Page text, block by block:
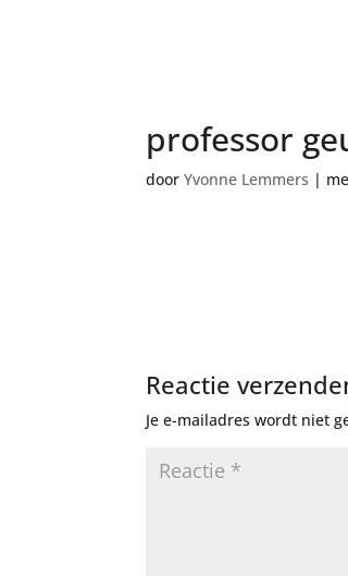
professor
doorYvonne Lemmers |
Reactie
Je e-mailadres wordt niet